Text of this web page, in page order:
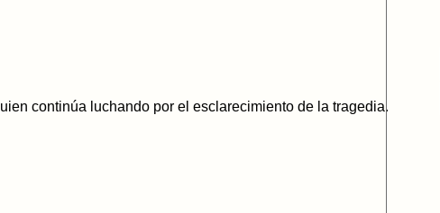
continúa luchando por el esclarecimiento de la tragedia.